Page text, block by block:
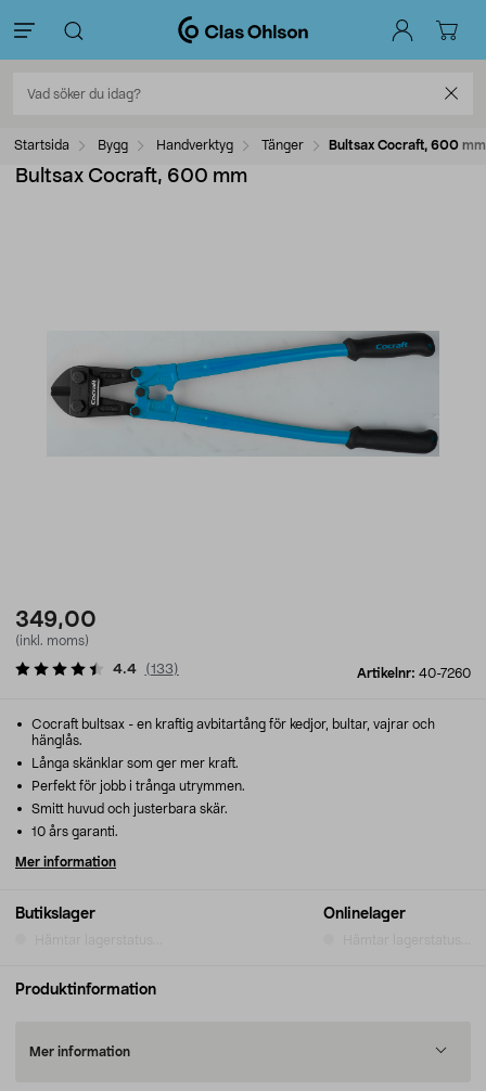
Startsida Bygg Handverktyg Tänger Bultsax Cocraft, 600 mm
Bultsax Cocraft, 600 mm
349,00
(inkl. moms)
Artikelnr: 40-7260
4.4 (133)
Butikslager Onlinelager
Cocraft bultsax - en kraftig avbitartång för kedjor, bultar, vajrar och
hänglås.
Långa skänklar som ger mer kraft.
Perfekt för jobb i trånga utrymmen.
Smitt huvud och justerbara skär.
10 års garanti.
Mer information
Produktinformation
Mer information